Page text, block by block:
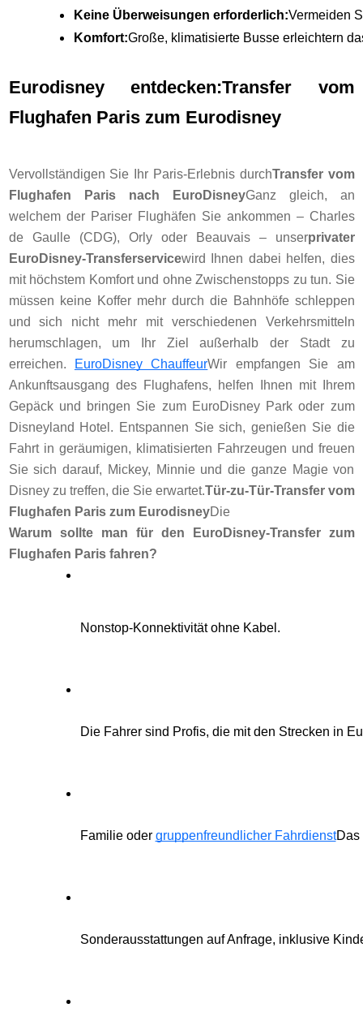
Keine Überweisungen erforderlich:Vermeiden
Komfort:Große, klimatisierte Busse erleichtern
Eurodisney entdecken:Transfer vom
Flughafen Paris zum Eurodisney
Vervollständigen Sie Ihr Paris-Erlebnis durchTransfer vom
Flughafen Paris nach EuroDisneyGanz gleich, an
welchem ​​der Pariser Flughäfen Sie ankommen – Charles
de Gaulle (CDG), Orly oder Beauvais – unserprivater
EuroDisney-Transferservicewird Ihnen dabei helfen, dies
mit höchstem Komfort und ohne Zwischenstopps zu tun. Sie
müssen keine Koffer mehr durch die Bahnhöfe schleppen
und sich nicht mehr mit verschiedenen Verkehrsmitteln
herumschlagen, um Ihr Ziel außerhalb der Stadt zu
erreichen.
EuroDisney ChauffeurWir empfangen Sie am
Ankunftsausgang des Flughafens, helfen Ihnen mit Ihrem
Gepäck und bringen Sie zum EuroDisney Park oder zum
Disneyland Hotel. Entspannen Sie sich, genießen Sie die
Fahrt in geräumigen, klimatisierten Fahrzeugen und freuen
Sie sich darauf, Mickey, Minnie und die ganze Magie von
Disney zu treffen, die Sie erwartet.Tür-zu-Tür-Transfer vom
Flughafen Paris zum EurodisneyDie
Warum sollte man für den EuroDisney-Transfer zum
Flughafen Paris fahren?
Nonstop-Konnektivität ohne Kabel.
Die Fahrer sind Profis, die mit den Strecken in
Familie oder gruppenfreundlicher FahrdienstDas
Sonderausstattungen auf Anfrage, inklusive